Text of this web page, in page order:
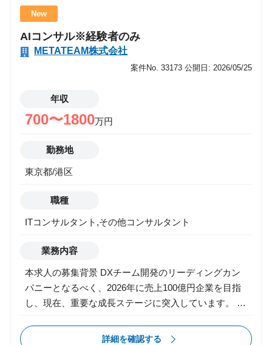
営業戦略・KPI設計 チームマネジメント 事業計画立案
新規事業・新規サービス企画 経営層とのディスカッシ
ョン・意思決定参加 この仕事の魅力 事業立ち上げに
携われる 数字だけでなく「事業全体」を見られる視座
が身につく 早期から裁量を持って意思決定に関われる
のキャリアが「営業」だけに閉じない
New
AIコンサル※経験者のみ
METATEAM株式会社
案件No. 33173 公開日: 2026/05/25
年収
700〜1800万円
勤務地
東京都/港区
職種
ITコンサルタント,その他コンサルタント
業務内容
本求人の募集背景 DXチーム開発のリーディングカン
パニーとなるべく、2026年に売上100億円企業を目指
し、現在、重要な成長ステージに突入しています。 こ
企業のプロダクト開発（リンク＆モチベーション様の
詳細を確認する